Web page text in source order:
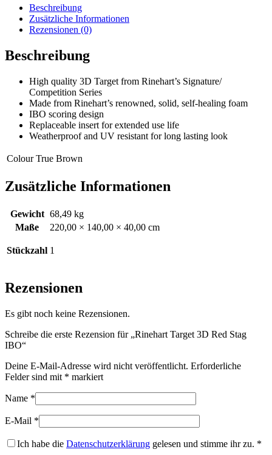
Beschreibung
Zusätzliche Informationen
Rezensionen (0)
Beschreibung
High quality 3D Target from Rinehart’s Signature/
Competition Series
Made from Rinehart’s renowned, solid, self-healing foam
IBO scoring design
Replaceable insert for extended use life
Weatherproof and UV resistant for long lasting look
Colour True Brown
Zusätzliche Informationen
Gewicht 68,49 kg
Maße
220,00 × 140,00 × 40,00 cm
Stückzahl 1
Rezensionen
Es gibt noch keine Rezensionen.
Schreibe die erste Rezension für „Rinehart Target 3D Red Stag
IBO“
Deine E-Mail-Adresse wird nicht veröffentlicht. Erforderliche
Felder sind mit * markiert
Name *
E-Mail *
Ich habe die Datenschutzerklärung gelesen und stimme ihr zu. *